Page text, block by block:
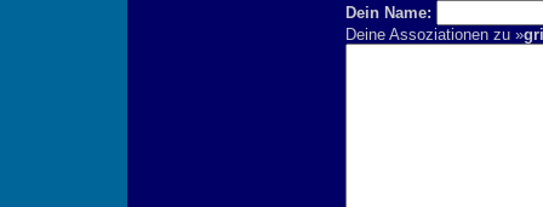
Dein Name:
Deine Assoziationen zu »